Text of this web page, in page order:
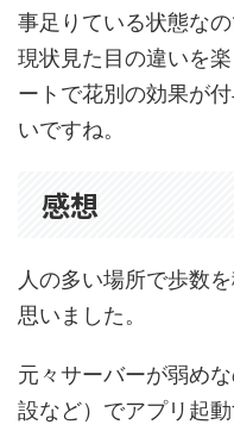
事足りている状態なの
現状見た目の違いを
ートで花別の効果が
いですね。
感想
人の多い場所で歩数
思いました。
元々サーバーが弱め
設など）でアプリ起